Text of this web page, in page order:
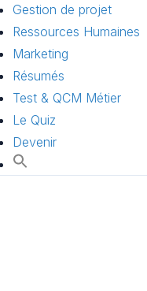
Gestion de projet
Ressources Humaines
Marketing
Résumés
Test & QCM Métier
Le Quiz
Devenir